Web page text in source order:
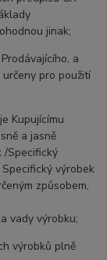
jinak;
a
určeny pro použití
Kupujícímu
a jasně
/Specifický
výrobek
způsobem,
vady výrobku;
výrobků plně